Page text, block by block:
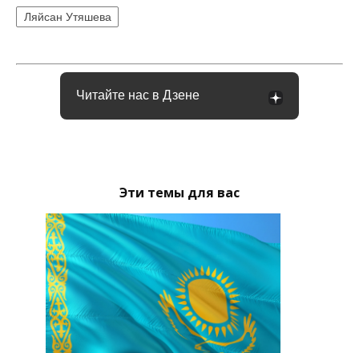
Ляйсан Утяшева
Читайте нас в Дзене
Эти темы для вас